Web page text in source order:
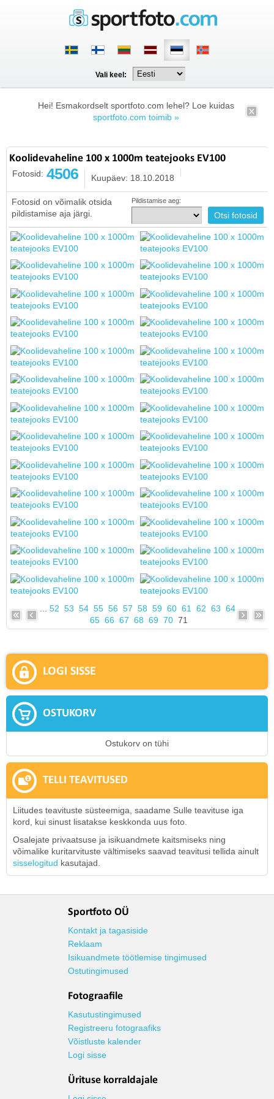
Vali keel:
Hei! Esmakordselt sportfoto.com lehel? Loe kuidas
sportfoto.com toimib »
Koolidevaheline 100 x 1000m teatejooks EV100
Fotosid: 4506 Kuupäev: 18.10.2018
Fotosid on võimalik otsida
pildistamise aja järgi.
Pildistamise aeg:
52 53 54 55 56 57 58 59 60 61 62 63 64
65 66 67 68 69 70 71
LOGI SISSE
OSTUKORV
Ostukorv on tühi
TELLI TEAVITUSED
Liitudes teavituste süsteemiga, saadame Sulle teavituse iga
kord, kui sinust lisatakse keskkonda uus foto.
Osalejate privaatsuse ja isikuandmete kaitsmiseks ning
võimalike kuritarvituste vältimiseks saavad teavitusi tellida ainult
sisselogitud kasutajad.
Sportfoto OÜ
Kontakt ja tagasiside
Reklaam
Isikuandmete töötlemise tingimused
Ostutingimused
Fotograafile
Kasutustingimused
Registreeru fotograafiks
Võistluste kalender
Logi sisse
Ürituse korraldajale